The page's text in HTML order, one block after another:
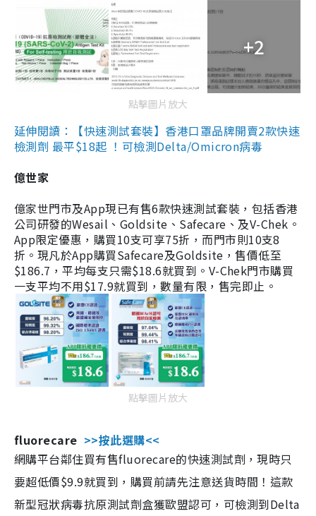
+2
點擊圖片放大
延伸閱讀：【快速測試套裝】香港口罩品牌開賣2款快速
檢測劑 最平$18起 ！可檢測Delta/Omicron病毒
億世家
億家世門市及App現已有售6款快速測試套裝，包括香港
公司研發的Wesail、Goldsite、Safecare、及V-Chek。
App限定優惠，購買10支可享75折，而門市則10支8
折。現凡於App購買Safecare及Goldsite，售價低至
$186.7，平均每支只需$18.6就買到。V-Chek門市購買
一支平均不用$17.9就買到，數量有限，售完即止。
點擊圖片放大
fluorecare >>按此選購<<
網購平台鄰住買有售fluorecare的快速測試劑，現時只
要超低價$9.9就買到，購買前請先注意送貨時間！這款
新型冠狀病毒抗原測試劑盒獲歐盟認可，可檢測到Delta